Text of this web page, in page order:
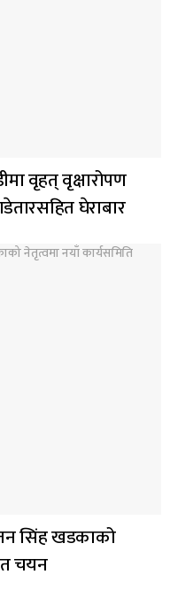
वृहत् वृक्षारोपण
घेराबार
सिंह खडकाको
चयन